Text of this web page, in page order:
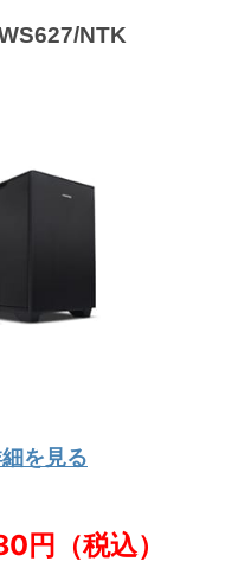
NTK
を見る
円（税込）